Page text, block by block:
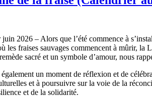
2026 – Alors que l’été commence à
les fraises sauvages commencent à mûrir, la
sacré et un symbole d’amour, nous
un moment de réflexion et de
et à poursuivre sur la voie de la
et de la solidarité.